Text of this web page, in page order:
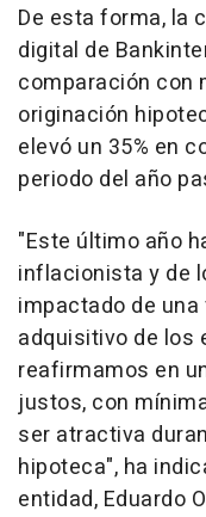
De esta forma, la
digital de
comparación con
originación
elevó un 35% en
periodo del año
"Este último año
inflacionista y de
impactado de
adquisitivo de los
reafirmamos en
justos, con
ser atractiva
hipoteca", ha
entidad, Eduardo